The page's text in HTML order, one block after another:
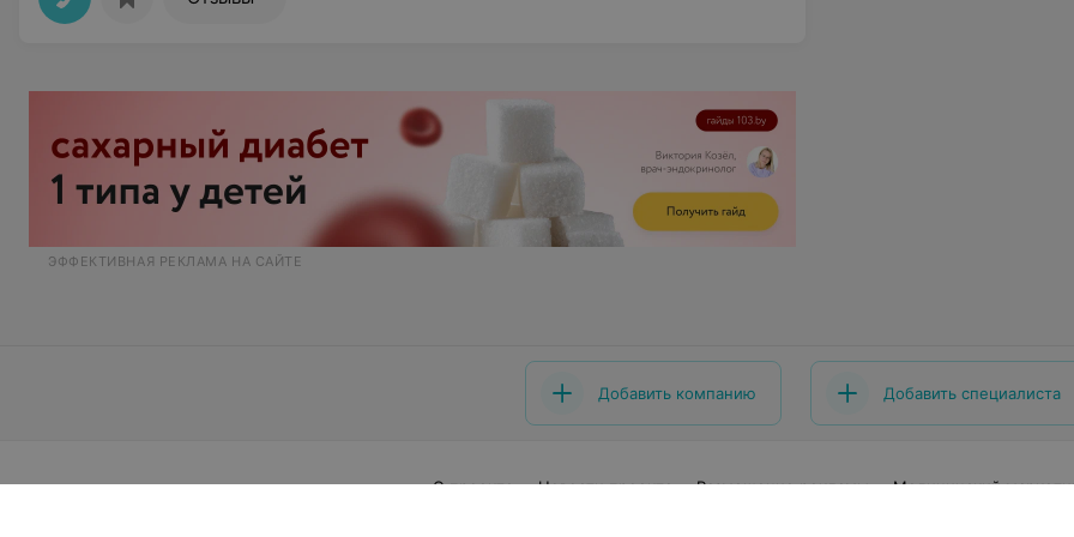
ЭФФЕКТИВНАЯ РЕКЛАМА НА САЙТЕ
Добавить компанию Добавить специалиста
О проекте Новости проекта Размещение рекламы
Медицинский